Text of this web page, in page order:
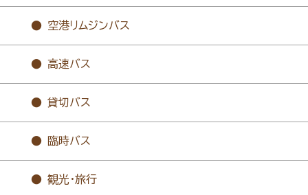
空港リムジンバス
高速バス
貸切バス
臨時バス
観光・旅行